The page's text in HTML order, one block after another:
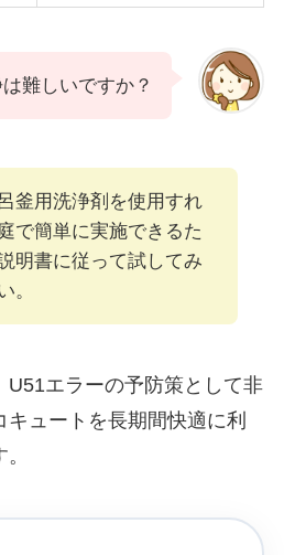
難しいですか？
釜用洗浄剤を使用すれ
で簡単に実施できるた
明書に従って試してみ
。
U51エラーの予防策として非
ュートを長期間快適に利